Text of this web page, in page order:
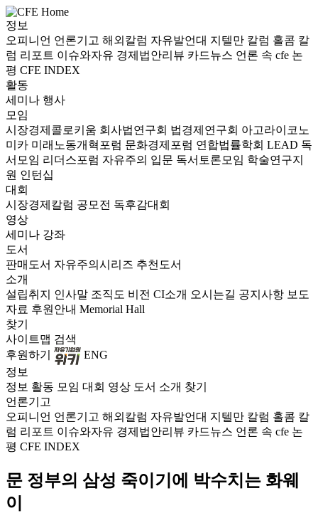
정보
오피니언 언론기고 해외칼럼 자유발언대 지텔만 칼럼 홀콤 칼
럼 리포트 이슈와자유 경제법안리뷰 카드뉴스 언론 속 cfe 논
평 CFE INDEX
활동
세미나 행사
모임
시장경제콜로키움 회사법연구회 법경제연구회 아고라이코노
미카 미래노동개혁포럼 문화경제포럼 연합법률학회 LEAD 독
서모임 리더스포럼 자유주의 입문 독서토론모임 학술연구지
원 인턴십
대회
시장경제칼럼 공모전 독후감대회
영상
세미나 강좌
도서
판매도서 자유주의시리즈 추천도서
소개
설립취지 인사말 조직도 비전 CI소개 오시는길 공지사항 보도
자료 후원안내 Memorial Hall
찾기
사이트맵 검색
후원하기
ENG
정보
정보 활동 모임 대회 영상 도서 소개 찾기
언론기고
오피니언 언론기고 해외칼럼 자유발언대 지텔만 칼럼 홀콤 칼
럼 리포트 이슈와자유 경제법안리뷰 카드뉴스 언론 속 cfe 논
평 CFE INDEX
문 정부의 삼성 죽이기에 박수치는 화웨
이